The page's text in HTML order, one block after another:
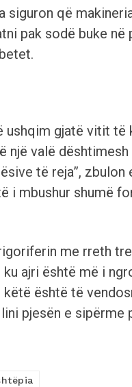
siguron që
pak sodë buke në
ushqim gjatë vitit të
valë
të reja”,
i mbushur shumë
me rreth
ajri është më i
është të
pjesën e sipërme